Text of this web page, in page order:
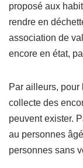
proposé aux
rendre en
association de
encore en état,
Par ailleurs,
collecte des
peuvent exister.
au personnes
personnes sans